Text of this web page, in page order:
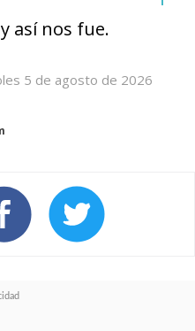
así nos fue.
5 de agosto de 2026